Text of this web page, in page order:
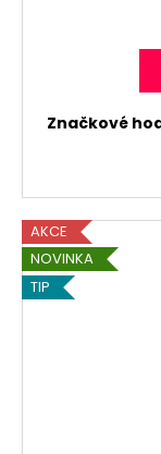
Značkové
AKCE
NOVINKA
TIP